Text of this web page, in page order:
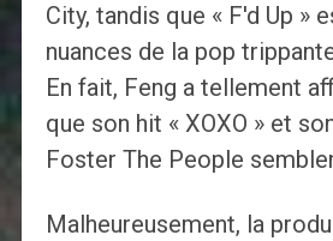
City, tandis que « F'd Up »
nuances de la pop
En fait, Feng a tellement
que son hit « XOXO » et
Foster The People
Malheureusement, la